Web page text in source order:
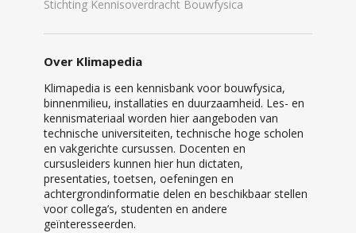
Stichting Kennisoverdracht Bouwfysica
Over Klimapedia
Klimapedia is een kennisbank voor bouwfysica,
binnenmilieu, installaties en duurzaamheid. Les- en
kennismateriaal worden hier aangeboden van
technische universiteiten, technische hoge scholen
en vakgerichte cursussen. Docenten en
cursusleiders kunnen hier hun dictaten,
presentaties, toetsen, oefeningen en
achtergrondinformatie delen en beschikbaar stellen
voor collega’s, studenten en andere
geïnteresseerden.